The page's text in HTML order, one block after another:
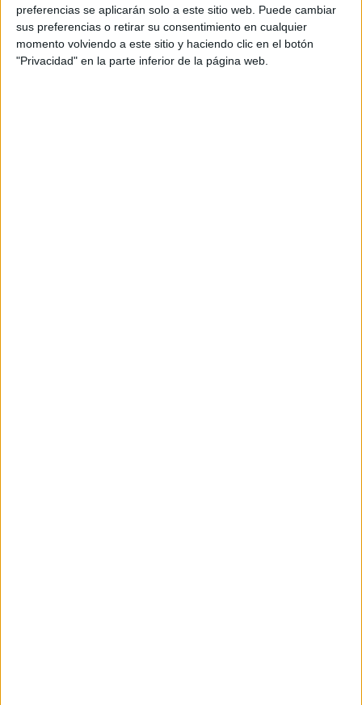
preferencias se aplicarán solo a este sitio web. Puede cambiar
sus preferencias o retirar su consentimiento en cualquier
momento volviendo a este sitio y haciendo clic en el botón
"Privacidad" en la parte inferior de la página web.
Un recorrido por los talleres